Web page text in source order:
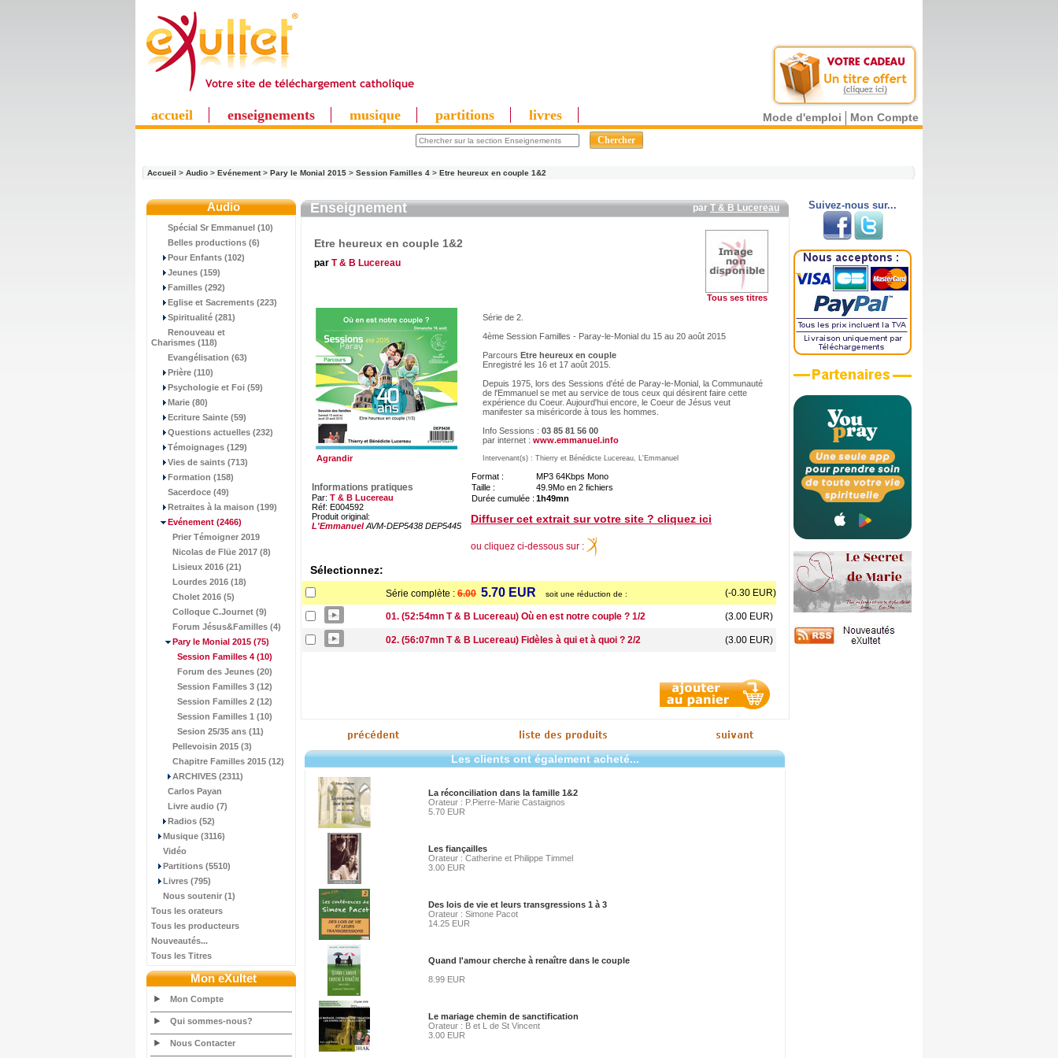
accueil enseignements musique partitions livres Mode d'emploi Mon Compte
Accueil > Audio > Evénement> Pary le Monial 2015 > Session Familles 4 > Etre heureux en couple 1&2
Audio
Spécial Sr Emmanuel (10)
Belles productions (6)
Pour Enfants (102)
Jeunes (159)
Familles (292)
Eglise et Sacrements (223)
Spiritualité (281)
Renouveau et
Charismes (118)
Evangélisation (63)
Prière (110)
Psychologie et Foi (59)
Marie (80)
Ecriture Sainte (59)
Questions actuelles (232)
Témoignages (129)
Vies de saints (713)
Formation (158)
Sacerdoce (49)
Retraites à la maison (199)
Evénement (2466)
Prier Témoigner 2019
Nicolas de Flüe 2017 (8)
Lisieux 2016 (21)
Lourdes 2016 (18)
Cholet 2016 (5)
Colloque C.Journet (9)
Forum Jésus&Familles (4)
Pary le Monial 2015 (75)
Session Familles 4 (10)
Forum des Jeunes (20)
Session Familles 3 (12)
Session Familles 2 (12)
Session Familles 1 (10)
Sesion 25/35 ans (11)
Pellevoisin 2015 (3)
Chapitre Familles 2015 (12)
ARCHIVES (2311)
Carlos Payan
Livre audio (7)
Radios (52)
Musique (3116)
Vidéo
Partitions (5510)
Livres (795)
Nous soutenir (1)
Tous les orateurs
Tous les producteurs
Nouveautés...
Tous les Titres
Mon eXultet
Mon Compte
Qui sommes-nous?
Nous Contacter
Enseignement par T & B Lucereau
Etre heureux en couple 1&2
par T & B Lucereau
Tous ses titres
Agrandir
Informations pratiques
Par: T & B Lucereau
Réf: E004592
Produit original:
L'EmmanuelAVM-DEP5438 DEP5445
Série de 2.
4ème Session Familles - Paray-le-Monial du 15 au 20 août 2015
Parcours Etre heureux en couple
Enregistré les 16 et 17 août 2015.
Depuis 1975, lors des Sessions d'été de Paray-le-Monial, la Communauté
de l'Emmanuel se met au service de tous ceux qui désirent faire cette
expérience du Coeur. Aujourd'hui encore, le Coeur de Jésus veut
manifester sa miséricorde à tous les hommes.
Info Sessions : 03 85 81 56 00
par internet : www.emmanuel.info
Intervenant(s) : Thierry et Bénédicte Lucereau, L'Emmanuel
Format :
MP3 64Kbps Mono
Taille :
49.9Mo en 2 fichiers
Durée cumulée : 1h49mn
Diffuser cet extrait sur votre site ? cliquez ici
ou cliquez ci-dessous sur :
Sélectionnez:
Série complète : 6.00 5.70 EUR soit une réduction de : (-0.30 EUR)
01. (52:54mn T & B Lucereau) Où en est notre couple ? 1/2 (3.00 EUR)
02. (56:07mn T & B Lucereau) Fidèles à qui et à quoi ? 2/2 (3.00 EUR)
Les clients ont également acheté...
La réconciliation dans la famille 1&2
Orateur : P.Pierre-Marie Castaignos
5.70 EUR
Les fiançailles
Orateur : Catherine et Philippe Timmel
3.00 EUR
Des lois de vie et leurs transgressions 1 à 3
Orateur : Simone Pacot
14.25 EUR
Quand l'amour cherche à renaître dans le couple
8.99 EUR
Le mariage chemin de sanctification
Orateur : B et L de St Vincent
3.00 EUR
Suivez-nous sur...